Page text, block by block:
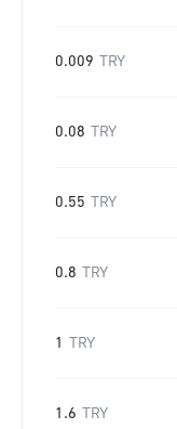
0.009 TRY
0.08 TRY
0.55 TRY
0.8 TRY
1 TRY
1.6 TRY